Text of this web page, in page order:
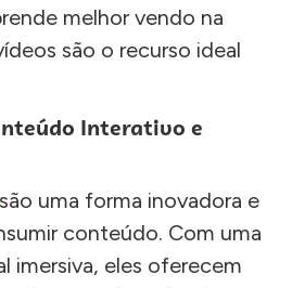
melhor vendo na
são o recurso ideal
Interativo e
são uma forma inovadora e
conteúdo. Com uma
imersiva, eles oferecem